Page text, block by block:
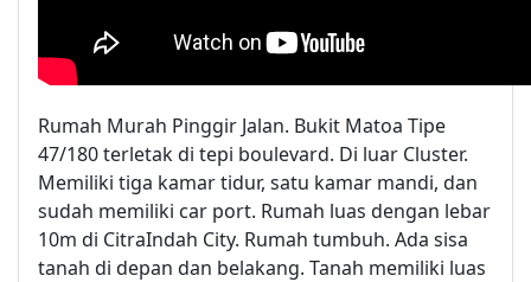
Rumah Murah Pinggir Jalan. Bukit Matoa Tipe
47/180 terletak di tepi boulevard. Di luar Cluster.
Memiliki tiga kamar tidur, satu kamar mandi, dan
sudah memiliki car port. Rumah luas dengan lebar
10m di CitraIndah City. Rumah tumbuh. Ada sisa
tanah di depan dan belakang. Tanah memiliki luas